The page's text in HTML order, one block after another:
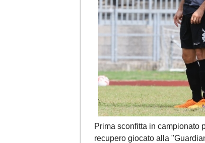
Prima sconfitta in campionato
recupero giocato alla